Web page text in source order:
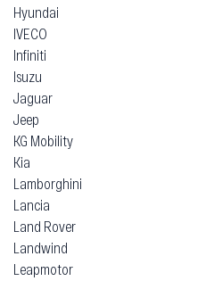
Hyundai
IVECO
Infiniti
Isuzu
Jaguar
Jeep
KG Mobility
Kia
Lamborghini
Lancia
Land Rover
Landwind
Leapmotor